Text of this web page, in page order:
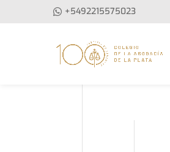
+5492215575023